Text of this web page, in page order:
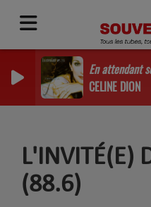
En attendant
CELINE DION
L'INVITÉ(E)
(88.6)